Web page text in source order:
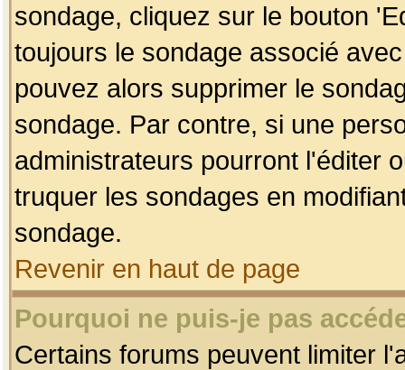
sondage, cliquez sur le bouton
toujours le sondage associé
pouvez alors supprimer le
sondage. Par contre, si une
administrateurs pourront l'éditer
truquer les sondages en
sondage.
Revenir en haut de page
Pourquoi ne puis-je pas
Certains forums peuvent limiter